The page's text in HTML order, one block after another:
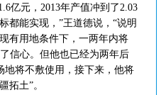
亿元，2013年产值冲到了2.03
都能实现，”王道德说，“说明
有用地条件下，一两年内将
信心。但他也已经为两年后
地将不敷使用，接下来，他将
拓土”。